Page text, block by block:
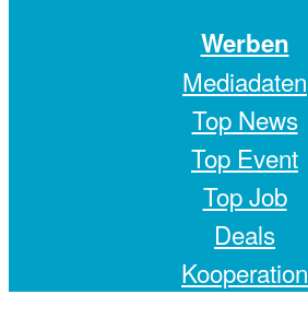
Werben
Mediadaten
Top News
Top Event
Top Job
Deals
Kooperation